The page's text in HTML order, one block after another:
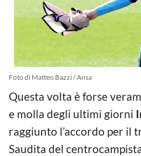
Foto di Matteo Bazzi / Ansa
Questa volta è forse
e molla degli ultimi giorni
raggiunto l’accordo per il
Saudita del